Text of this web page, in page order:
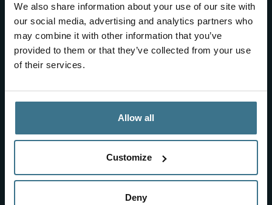
We also share information about your use of our site with
our social media, advertising and analytics partners who
may combine it with other information that you’ve
provided to them or that they’ve collected from your use
of their services.
Allow all
Customize
Deny
Veelgestelde vragen
Verzending in Nederland en België
Retourneren en garantie
Schrijf je in voor onze nieuwsbrief en ontvang 10%
korting